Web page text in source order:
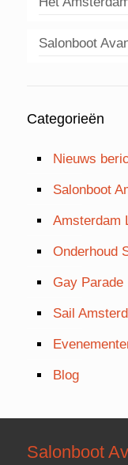
Salonboot
Categorieën
Nieuws
Salonboot
Amsterdam
Onderhoud
Gay Parade
Sail
Blog
Salonboot